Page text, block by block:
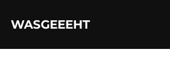
InhaltWASGEEEHT